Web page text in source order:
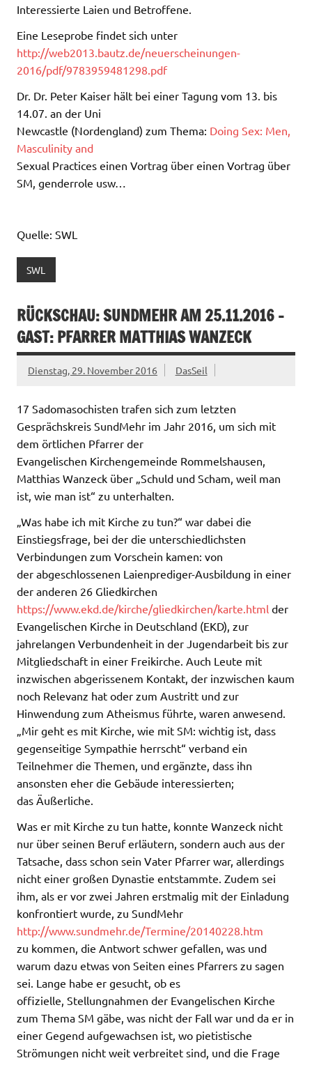
Interessierte Laien und Betroffene.
Eine Leseprobe findet sich unter
http://web2013.bautz.de/neuerscheinungen-
2016/pdf/9783959481298.pdf
Dr. Dr. Peter Kaiser hält bei einer Tagung vom 13. bis
14.07. an der Uni
Newcastle (Nordengland) zum Thema: Doing Sex: Men,
Masculinity and
Sexual Practices einen Vortrag über einen Vortrag über
SM, genderrole usw…
Quelle: SWL
SWL
RÜCKSCHAU: SUNDMEHR AM 25.11.2016 –
GAST: PFARRER MATTHIAS WANZECK
Dienstag, 29. November 2016 DasSeil
17 Sadomasochisten trafen sich zum letzten
Gesprächskreis SundMehr im Jahr 2016, um sich mit
dem örtlichen Pfarrer der
Evangelischen Kirchengemeinde Rommelshausen,
Matthias Wanzeck über „Schuld und Scham, weil man
ist, wie man ist“ zu unterhalten.
„Was habe ich mit Kirche zu tun?“ war dabei die
Einstiegsfrage, bei der die unterschiedlichsten
Verbindungen zum Vorschein kamen: von
der abgeschlossenen Laienprediger-Ausbildung in einer
der anderen 26 Gliedkirchen
https://www.ekd.de/kirche/gliedkirchen/karte.html der
Evangelischen Kirche in Deutschland (EKD), zur
jahrelangen Verbundenheit in der Jugendarbeit bis zur
Mitgliedschaft in einer Freikirche. Auch Leute mit
inzwischen abgerissenem Kontakt, der inzwischen kaum
noch Relevanz hat oder zum Austritt und zur
Hinwendung zum Atheismus führte, waren anwesend.
„Mir geht es mit Kirche, wie mit SM: wichtig ist, dass
gegenseitige Sympathie herrscht“ verband ein
Teilnehmer die Themen, und ergänzte, dass ihn
ansonsten eher die Gebäude interessierten;
das Äußerliche.
Was er mit Kirche zu tun hatte, konnte Wanzeck nicht
nur über seinen Beruf erläutern, sondern auch aus der
Tatsache, dass schon sein Vater Pfarrer war, allerdings
nicht einer großen Dynastie entstammte. Zudem sei
ihm, als er vor zwei Jahren erstmalig mit der Einladung
konfrontiert wurde, zu SundMehr
http://www.sundmehr.de/Termine/20140228.htm
zu kommen, die Antwort schwer gefallen, was und
warum dazu etwas von Seiten eines Pfarrers zu sagen
sei. Lange habe er gesucht, ob es
offizielle, Stellungnahmen der Evangelischen Kirche
zum Thema SM gäbe, was nicht der Fall war und da er in
einer Gegend aufgewachsen ist, wo pietistische
Strömungen nicht weit verbreitet sind, und die Frage